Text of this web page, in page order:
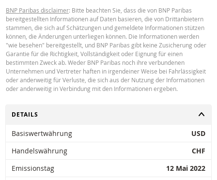
Key Information Document (FR)
PREISINFORMATION
Latest Product Quotes CSV
Restrike history xlsx
BNP Paribas disclaimer: Bitte beachten Sie, dass die von BNP Paribas
bereitgestellten Informationen auf Daten basieren, die von Drittanbietern
stammen, die sich auf Schätzungen und gemeldete Informationen stützen
können, die Änderungen unterliegen können. Die Informationen werden
"wie besehen" bereitgestellt, und BNP Paribas gibt keine Zusicherung oder
Garantie für die Richtigkeit, Vollständigkeit oder Eignung für einen
bestimmten Zweck ab. Weder BNP Paribas noch ihre verbundenen
Unternehmen und Vertreter haften in irgendeiner Weise bei Fahrlässigkeit
oder anderweitig für Verluste, die sich aus der Nutzung der Informationen
oder anderweitig in Verbindung mit den Informationen ergeben.
UMSCHALTEN
DETAILS
Basiswertwährung
USD
Handelswährung
CHF
Emissionstag
12 Mai 2022